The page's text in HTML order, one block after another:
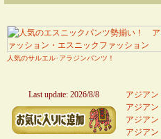
人気のサルエル･アラジンパンツ！
アジア
アジア
アジア
アジア
Last update: 2026/8/8